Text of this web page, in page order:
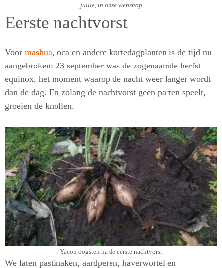
jullie, in onze webshop
Eerste nachtvorst
Voor mashua, oca en andere kortedagplanten is de tijd nu
aangebroken: 23 september was de zogenaamde herfst
equinox, het moment waarop de nacht weer langer wordt
dan de dag. En zolang de nachtvorst geen parten speelt,
groeien de knollen.
Yacon oogsten na de eerste nachtvorst
We laten pastinaken, aardperen, haverwortel en